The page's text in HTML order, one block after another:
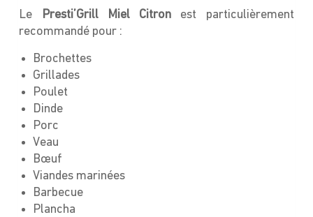
Le Presti’Grill Miel Citron est particulièrement
recommandé pour :
Brochettes
Grillades
Poulet
Dinde
Porc
Veau
Bœuf
Viandes marinées
Barbecue
Plancha